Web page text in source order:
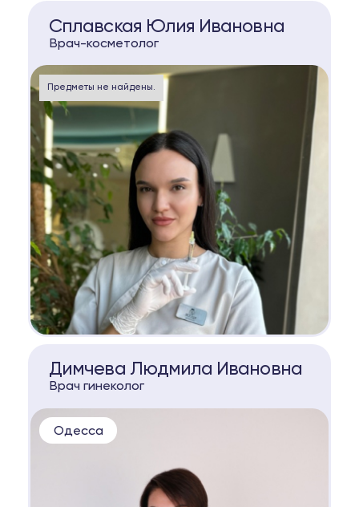
Сплавская Юлия Ивановна
Врач-косметолог
Предметы не найдены.
Димчева Людмила Ивановна
Врач гинеколог
Одесса